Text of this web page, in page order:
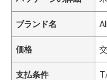
ブランド名
価格
支払条件